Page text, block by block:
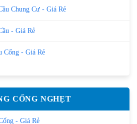
Chung Cư - Giá Rẻ
- Giá Rẻ
Cống - Giá Rẻ
CỐNG NGHẸT
- Giá Rẻ